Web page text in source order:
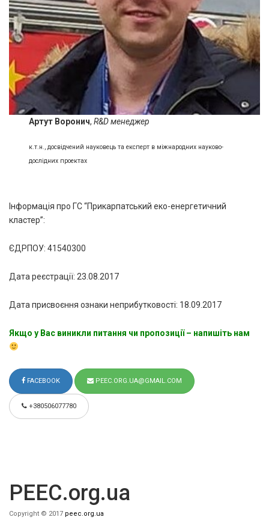
Артут Воронич,R&D менеджер
к.т.н., досвідчений науковець та експерт в міжнародних науково-
дослідних проектах
Інформація про ГС “Прикарпатський еко-енергетичний
кластер”:
ЄДРПОУ: 41540300
Дата реєстрації: 23.08.2017
Дата присвоєння ознаки неприбутковості: 18.09.2017
Якщо у Вас виникли питання чи пропозиції – напишіть нам
FACEBOOK PEEC.ORG.UA@GMAIL.COM
+380506077780
PEEC.org.ua
Copyright © 2017 peec.org.ua